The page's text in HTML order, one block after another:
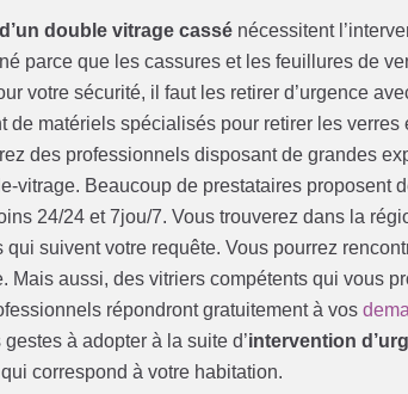
double vitrage cassé nécessitent
parce que les cassures et les feuillures de
votre sécurité, il faut les retirer d’urgence
de matériels spécialisés pour retirer les verres
des professionnels disposant de grandes
vitrage. Beaucoup de prestataires proposent
24/24 et 7jou/7. Vous trouverez dans la
qui suivent votre requête. Vous pourrez
Mais aussi, des vitriers compétents qui vous
répondront gratuitement à vos
à adopter à la suite d’intervention
correspond à votre habitation.